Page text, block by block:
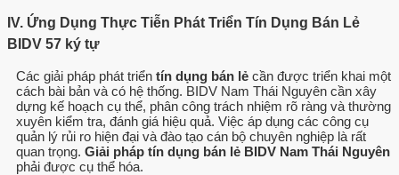
IV. Ứng Dụng Thực Tiễn Phát Triển Tín Dụng Bán Lẻ
BIDV 57 ký tự
Các giải pháp phát triển tín dụng bán lẻ cần được triển khai một
cách bài bản và có hệ thống. BIDV Nam Thái Nguyên cần xây
dựng kế hoạch cụ thể, phân công trách nhiệm rõ ràng và thường
xuyên kiểm tra, đánh giá hiệu quả. Việc áp dụng các công cụ
quản lý rủi ro hiện đại và đào tạo cán bộ chuyên nghiệp là rất
quan trọng. Giải pháp tín dụng bán lẻ BIDV Nam Thái Nguyên
phải được cụ thể hóa.